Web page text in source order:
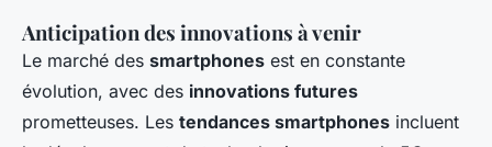
Anticipation des innovations à venir
Le marché des smartphones est en constante
évolution, avec des innovations futures
prometteuses. Les tendances smartphones incluent